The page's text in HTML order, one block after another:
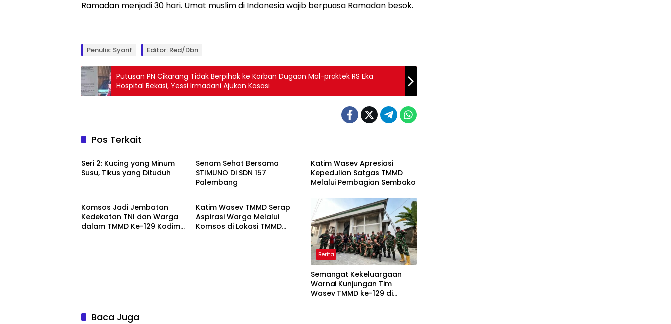
Ramadan menjadi 30 hari. Umat muslim di Indonesia wajib berpuasa Ramadan besok.
Penulis: Syarif Editor: Red/dbn
Putusan PN Cikarang Tidak Berpihak ke Korban Dugaan Mal-praktek RS Eka
Hospital Bekasi, Yessi Irmadani Ajukan Kasasi
Pos Terkait
Berita
Seri 2: Kucing yang Minum
Susu, Tikus yang Dituduh
Senam Sehat Bersama
STIMUNO Di SDN 157
Palembang
Katim Wasev Apresiasi
Kepedulian Satgas TMMD
Melalui Pembagian Sembako
Komsos Jadi Jembatan
Kedekatan TNI dan Warga
dalam TMMD Ke-129 Kodim
Berita
Katim Wasev TMMD Serap
Aspirasi Warga Melalui
Komsos di Lokasi TMMD
Berita
Semangat Kekeluargaan
Warnai Kunjungan Tim
Wasev TMMD ke-129 di
Baca Juga